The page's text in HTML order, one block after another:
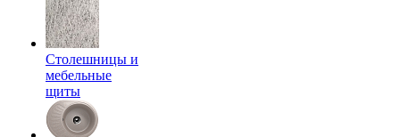
Столешницы и
мебельные
щиты